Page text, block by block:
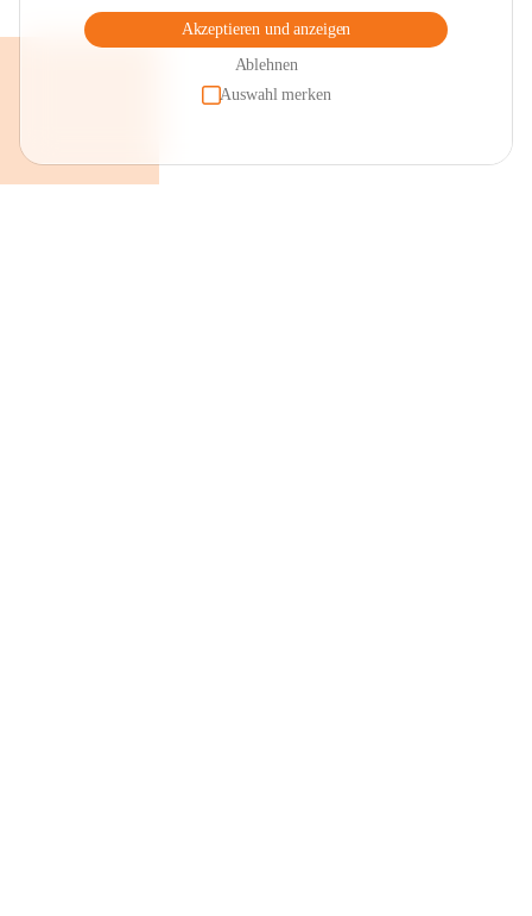
Akzeptieren und anzeigen
Ablehnen
Auswahl merken